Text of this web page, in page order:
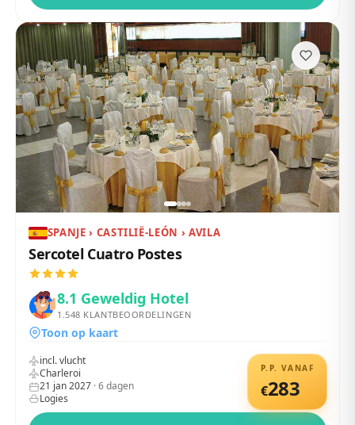
SPANJE › CASTILIË-LEÓN › AVILA
Sercotel Cuatro Postes
8.1 Geweldig Hotel
1.548 KLANTBEOORDELINGEN
Toon op kaart
P.P. VANAF
€283
incl. vlucht
Charleroi
21 jan 2027 ·6dagen
Logies